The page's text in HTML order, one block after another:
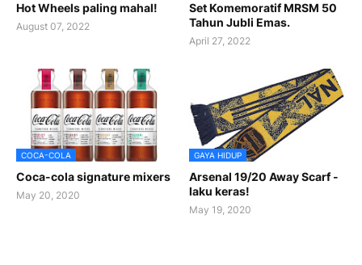
Hot Wheels paling mahal!
August 07, 2022
Set Komemoratif MRSM 50
Tahun Jubli Emas.
April 27, 2022
COCA-COLA
Coca-cola signature mixers
May 20, 2020
GAYA HIDUP
Arsenal 19/20 Away Scarf -
laku keras!
May 19, 2020